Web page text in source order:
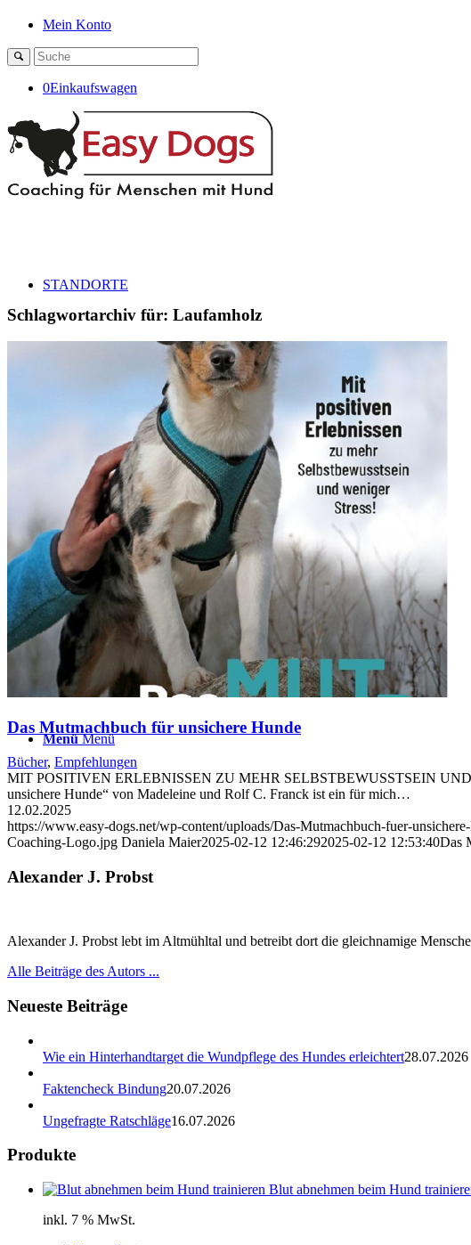
Mein Konto
0Einkaufswagen
STANDORTE
TERMINE
ÜBER UNS
Suche
Menü Menü
Schlagwortarchiv für: Laufamholz
Das Mutmachbuch für unsichere Hunde
Bücher, Empfehlungen
MIT POSITIVEN ERLEBNISSEN ZU MEHR SELBSTBEWUSSTSEIN UND
unsichere Hunde“ von Madeleine und Rolf C. Franck ist ein für mich…
12.02.2025
https://www.easy-dogs.net/wp-content/uploads/Das-Mutmachbuch-fuer-
Coaching-Logo.jpg Daniela Maier2025-02-12 12:46:292025-02-12 12:53:40Das
Alexander J. Probst
Alexander J. Probst lebt im Altmühltal und betreibt dort die gleichnamige
Alle Beiträge des Autors ...
Neueste Beiträge
Wie ein Hinterhandtarget die Wundpflege des Hundes erleichtert28.07.2026
Faktencheck Bindung20.07.2026
Ungefragte Ratschläge16.07.2026
Produkte
Blut abnehmen beim Hund
inkl. 7 % MwSt.